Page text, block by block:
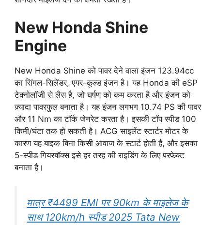
New Honda Shine
Engine
New Honda Shine को पावर देने वाला इंजन 123.94cc
का सिंगल-सिलेंडर, एयर-कूल्ड इंजन है। यह Honda की eSP
टेक्नोलॉजी से लैस है, जो घर्षण को कम करता है और इंजन को
ज़्यादा पावरफुल बनाता है। यह इंजन लगभग 10.74 PS की पावर
और 11 Nm का टॉर्क जेनरेट करता है। इसकी टॉप स्पीड 100
किमी/घंटा तक हो सकती है। ACG साइलेंट स्टार्टर मोटर के
कारण यह बाइक बिना किसी आवाज के स्टार्ट होती है, और इसका
5-स्पीड गियरबॉक्स इसे हर तरह की राइडिंग के लिए परफेक्ट
बनाता है।
मात्र ₹4499 EMI पर 90km के माइलेज के
साथ 120km/h स्पीड 2025 Tata New